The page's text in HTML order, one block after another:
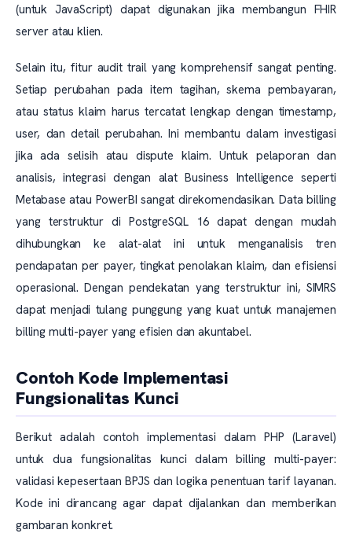
(untuk JavaScript) dapat digunakan jika membangun FHIR
server atau klien.
Selain itu, fitur audit trail yang komprehensif sangat penting.
Setiap perubahan pada item tagihan, skema pembayaran,
atau status klaim harus tercatat lengkap dengan timestamp,
user, dan detail perubahan. Ini membantu dalam investigasi
jika ada selisih atau dispute klaim. Untuk pelaporan dan
analisis, integrasi dengan alat Business Intelligence seperti
Metabase atau PowerBI sangat direkomendasikan. Data billing
yang terstruktur di PostgreSQL 16 dapat dengan mudah
dihubungkan ke alat-alat ini untuk menganalisis tren
pendapatan per payer, tingkat penolakan klaim, dan efisiensi
operasional. Dengan pendekatan yang terstruktur ini, SIMRS
dapat menjadi tulang punggung yang kuat untuk manajemen
billing multi-payer yang efisien dan akuntabel.
Contoh Kode Implementasi
Fungsionalitas Kunci
Berikut adalah contoh implementasi dalam PHP (Laravel)
untuk dua fungsionalitas kunci dalam billing multi-payer:
validasi kepesertaan BPJS dan logika penentuan tarif layanan.
Kode ini dirancang agar dapat dijalankan dan memberikan
gambaran konkret.